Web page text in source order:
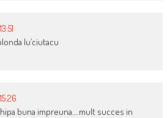
lu’ciutacu
buna impreuna….mult succes in